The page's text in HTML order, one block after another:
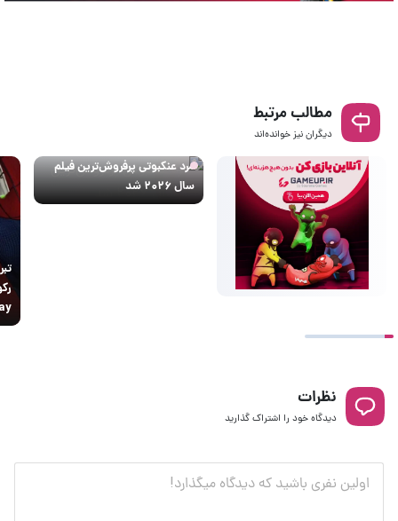
مطالب مرتبط
دیگران نیز خوانده‌اند
مرد عنکبوتی پرفروش‌ترین فیلم
سال ۲۰۲۶ شد
نظرات
دیدگاه خود را اشتراک گذارید